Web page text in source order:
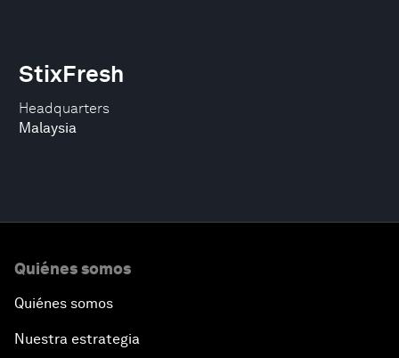
Headquarters
Malaysia
StixFresh
Quiénes somos
Quiénes somos
Nuestra estrategia